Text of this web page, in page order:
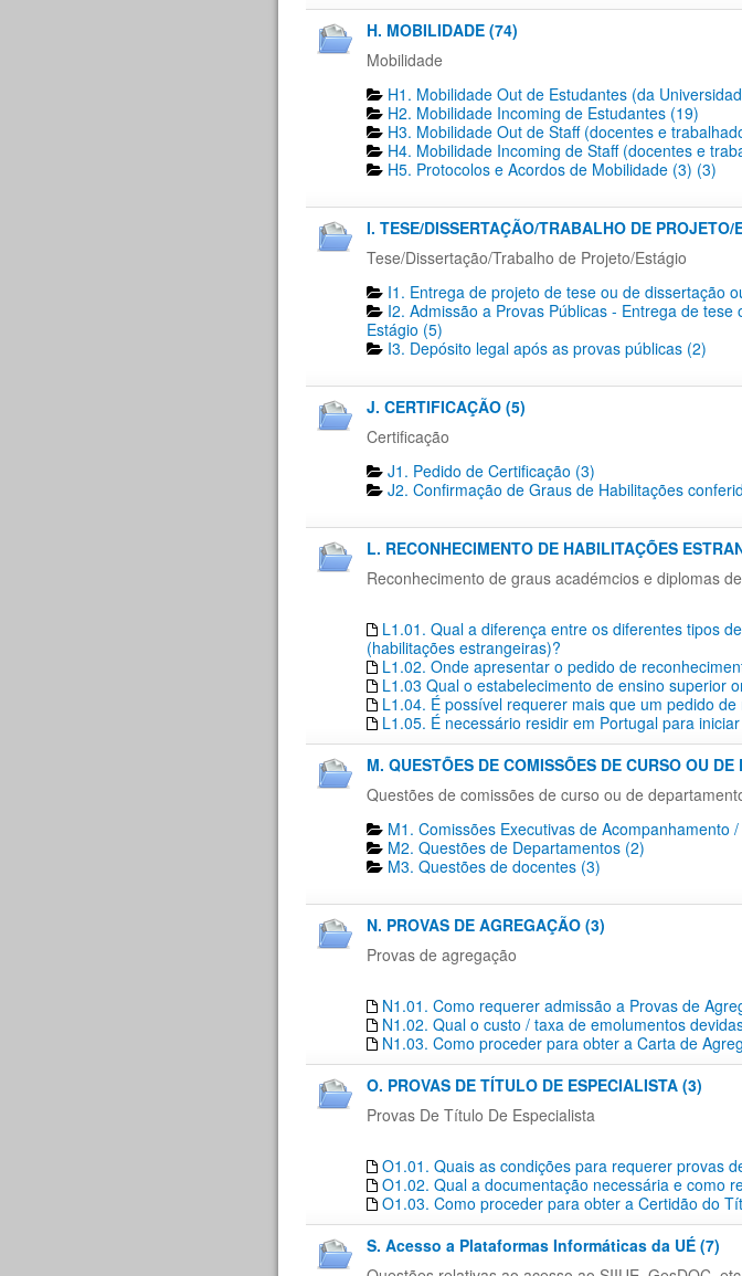
H. MOBILIDADE (74)
Mobilidade
H1. Mobilidade Out de Estudantes (da
H2. Mobilidade Incoming de Estudantes (19)
H3. Mobilidade Out de Staff (docentes e
H4. Mobilidade Incoming de Staff (docentes e
H5. Protocolos e Acordos de Mobilidade (3) (3)
I. TESE/DISSERTAÇÃO/TRABALHO DE PROJETO/
Tese/Dissertação/Trabalho de Projeto/Estágio
I1. Entrega de projeto de tese ou de dissertação
I2. Admissão a Provas Públicas - Entrega de
Estágio (5)
I3. Depósito legal após as provas públicas (2)
J. CERTIFICAÇÃO (5)
Certificação
J1. Pedido de Certificação​ (3)
J2. Confirmação de Graus de Habilitações
L. RECONHECIMENTO DE HABILITAÇÕES
Reconhecimento de graus académcios e diplomas
L1.01. Qual a diferença entre os diferentes tipos
(habilitações estrangeiras)?
L1.02. Onde apresentar o pedido de
L1.03 Qual o estabelecimento de ensino superior
L1.04. É possível requerer mais que um pedido
L1.05. É necessário residir em Portugal para
M. QUESTÕES DE COMISSÕES DE CURSO OU
Questões de comissões de curso ou de
M1. Comissões Executivas de Acompanhamento
M2. Questões de Departamentos​ (2)
M3. Questões de docentes​ (3)
N. PROVAS DE AGREGAÇÃO (3)
Provas de agregação
N1.01. Como requerer admissão a Provas de
N1.02. Qual o custo / taxa de emolumentos
N1.03. Como proceder para obter a Carta de
O. PROVAS DE TÍTULO DE ESPECIALISTA (3)
Provas De Título De Especialista
O1.01. Quais as condições para requerer provas
O1.02. Qual a documentação necessária e como
O1.03. Como proceder para obter a Certidão do
S. Acesso a Plataformas Informáticas da UÉ (7)